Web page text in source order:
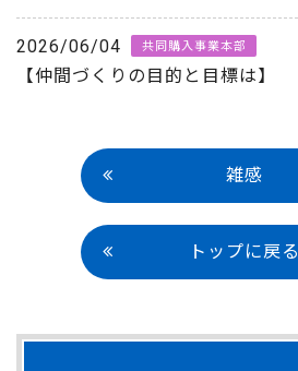
2026/06/04 共同購入事業本部
【仲間づくりの目的と目標は】
雑感
トップに戻る